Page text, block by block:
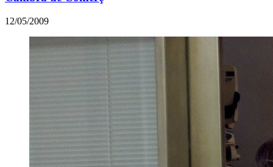
12/05/2009